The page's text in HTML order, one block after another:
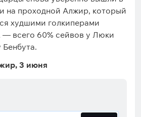
на проходной Алжир, который
худшими голкиперами
— всего 60% сейвов у Люки
3 июня